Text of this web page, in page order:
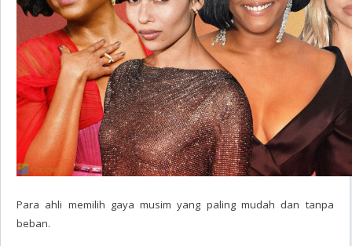
Para ahli memilih gaya musim yang paling mudah dan tanpa
beban.